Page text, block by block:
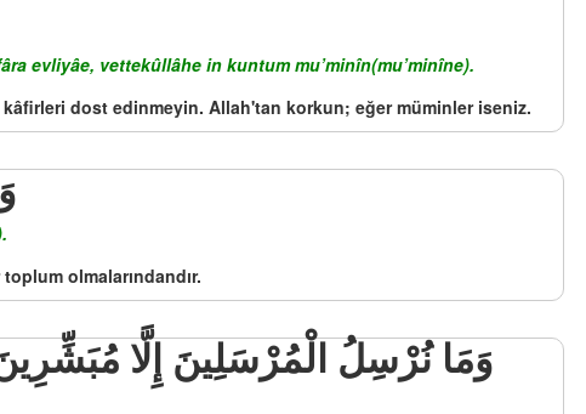
evliyâe, vettekûllâhe in kuntum mu’minîn(mu’minîne).
dost edinmeyin. Allah'tan korkun; eğer müminler iseniz.
olmalarındandır.